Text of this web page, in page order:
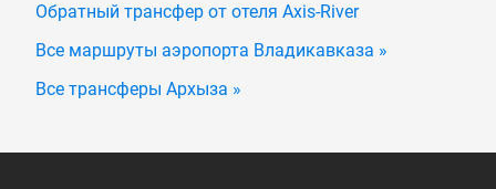
Обратный трансфер от отеля Axis-River
Все маршруты аэропорта Владикавказа »
Все трансферы Архыза »